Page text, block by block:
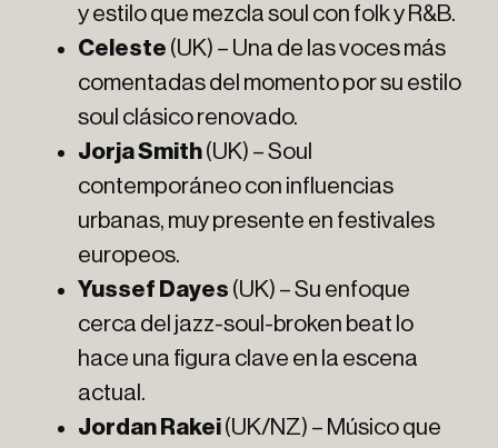
y estilo que mezcla soul con folk y R&B.
Celeste (UK) – Una de las voces más
comentadas del momento por su estilo
soul clásico renovado.
Jorja Smith(UK) – Soul
contemporáneo con influencias
urbanas, muy presente en festivales
europeos.
Yussef Dayes (UK) – Su enfoque
cerca del jazz-soul-broken beat lo
hace una figura clave en la escena
actual.
Jordan Rakei(UK/NZ) – Músico que